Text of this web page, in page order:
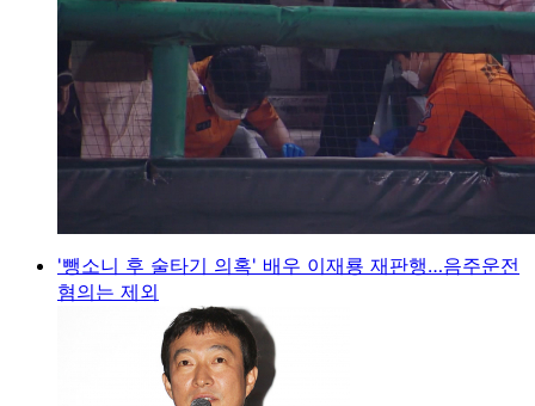
'뺑소니 후 술타기 의혹' 배우 이재룡 재판행…음주운전
혐의는 제외